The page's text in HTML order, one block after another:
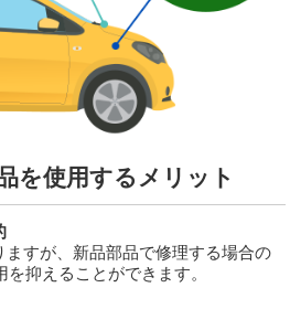
を使用するメリット
ますが、新品部品で修理する場合の
抑えることができます。